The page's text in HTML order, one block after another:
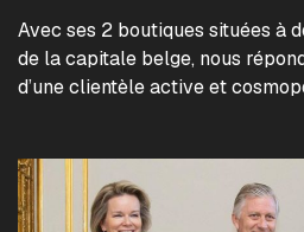
Avec ses 2 boutiques situées à
de la capitale belge, nous
d’une clientèle active et